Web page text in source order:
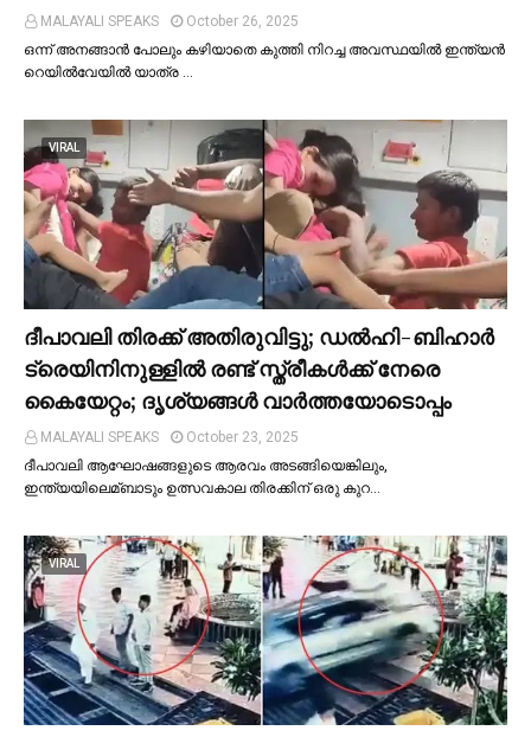
MALAYALI SPEAKS
October 26, 2025
ഒന്ന് അനങ്ങാന്‍ പോലും കഴിയാതെ കുത്തി നിറച്ച അവസ്ഥയില്‍ ഇന്ത്യന്‍
റെയില്‍വേയില്‍ യാത്ര …
VIRAL
ദീപാവലി തിരക്ക് അതിരുവിട്ടു; ഡല്‍ഹി-ബിഹാര്‍
ട്രെയിനിനുള്ളില്‍ രണ്ട് സ്ത്രീകള്‍ക്ക് നേരെ
കൈയേറ്റം; ദൃശ്യങ്ങള്‍ വാർത്തയോടൊപ്പം
MALAYALI SPEAKS
October 23, 2025
ദീപാവലി ആഘോഷങ്ങളുടെ ആരവം അടങ്ങിയെങ്കിലും,
ഇന്ത്യയിലെമ്ബാടും ഉത്സവകാല തിരക്കിന് ഒരു കുറ…
VIRAL